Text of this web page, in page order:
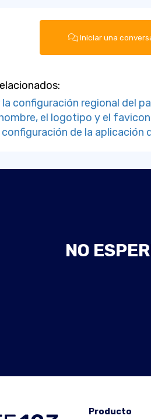
Iniciar una
configuración regional del
el logotipo y el
de la aplicación
NO
Producto